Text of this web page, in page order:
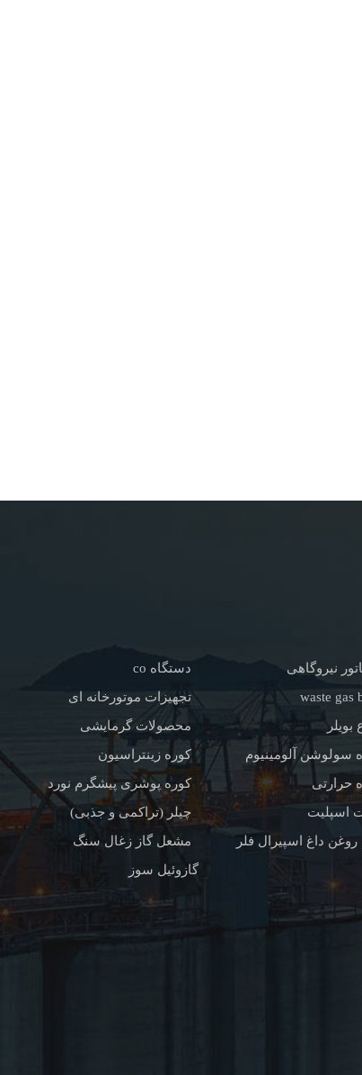
نیروگاهی
دستگاه co
waste gas
تجهیزات موتورخانه ای
بویلر
محصولات گرمایشی
سولوشن آلومینیوم
کوره زینتراسیون
حرارتی
کوره پوشری پیشگرم نورد
اسپلیت
چیلر (تراکمی و جذبی)
روغن داغ اسپیرال فلر
مشعل گاز زغال سنگ
گازوئیل سوز